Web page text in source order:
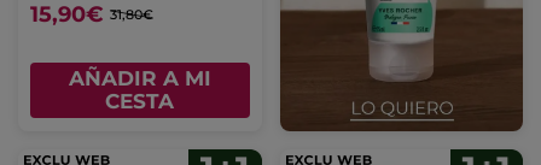
15,90€ 31,80€
AÑADIR A MI
CESTA